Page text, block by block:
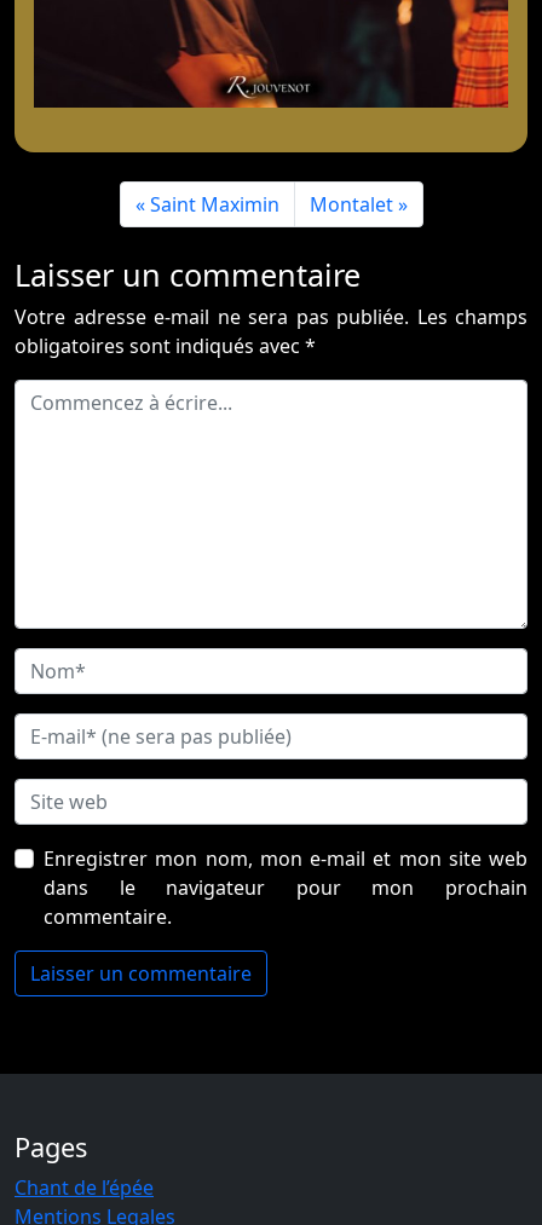
Saint Maximin Montalet
Laisser un commentaire
Votre adresse e-mail ne sera pas publiée. Les champs
obligatoires sont indiqués avec *
Enregistrer mon nom, mon e-mail et mon site web
dans le navigateur pour mon prochain
commentaire.
Pages
Chant de l’épée
Mentions Legales